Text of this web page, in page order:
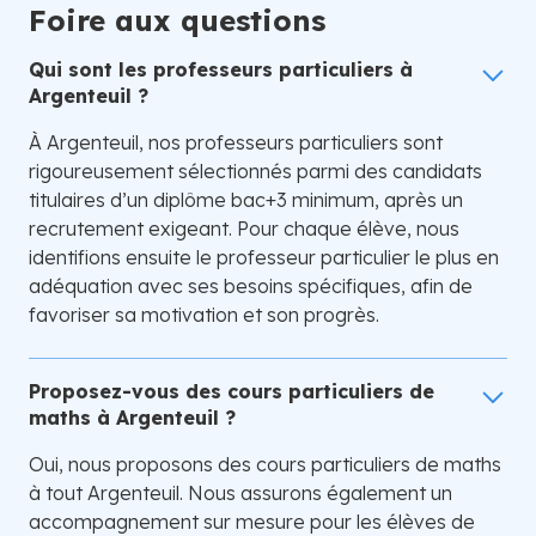
Foire aux questions
Qui sont les professeurs particuliers à
Argenteuil ?
À Argenteuil, nos professeurs particuliers sont
rigoureusement sélectionnés parmi des candidats
titulaires d’un diplôme bac+3 minimum, après un
recrutement exigeant. Pour chaque élève, nous
identifions ensuite le professeur particulier le plus en
adéquation avec ses besoins spécifiques, afin de
favoriser sa motivation et son progrès.
Proposez-vous des cours particuliers de
maths à Argenteuil ?
Oui, nous proposons des cours particuliers de maths
à tout Argenteuil. Nous assurons également un
accompagnement sur mesure pour les élèves de